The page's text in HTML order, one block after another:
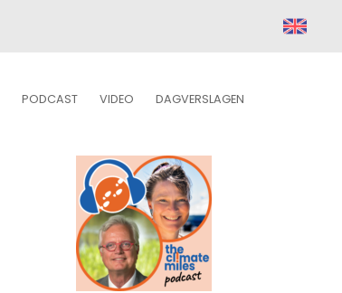
PODCAST VIDEO DAGVERSLAGEN